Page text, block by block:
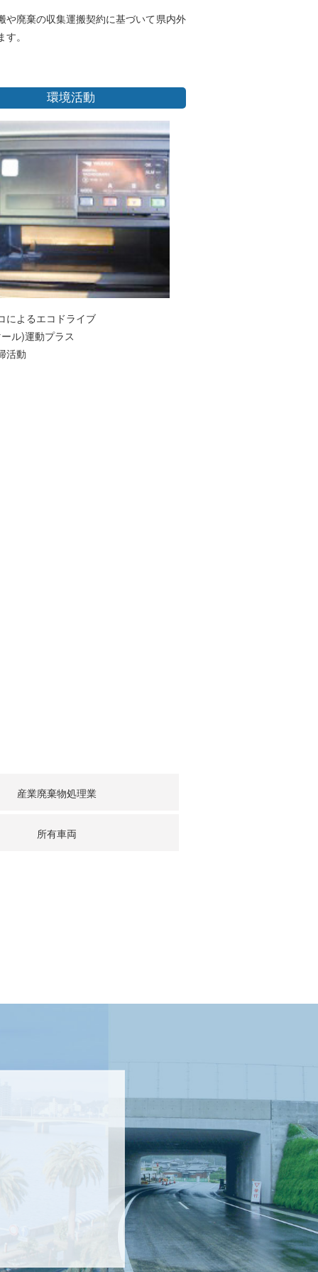
や廃棄の収集運搬契約に基づいて県内外
。
環境活動
によるエコドライブ
ル)運動プラス
活動
産業廃棄物処理業
所有車両